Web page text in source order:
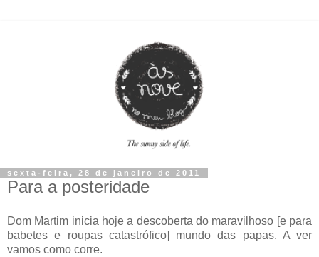
sexta-feira, 28 de janeiro de 2011
Para a posteridade
Dom Martim inicia hoje a descoberta do maravilhoso [e para
babetes e roupas catastrófico] mundo das papas. A ver
vamos como corre.